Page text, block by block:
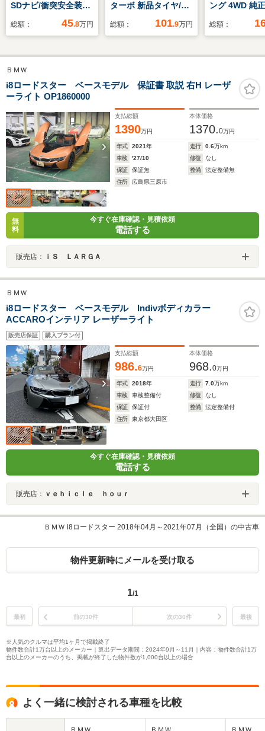
SDナビ/衝突安全装置/
ドライブレコーダー
滑り防止装置/アイド
リングストップ/フル
セグTV/DVD
総額： 45.8万円
ターボ 新品タイヤ/純
正 ナビ/両側電動スラ
レコーダー 社外/ヘッ
LED/Bluetooth接
防止装置/アイドリン
総額： 101.9万円
ング 4WD 純
ビ ビルト
ー ハーフレ
Bluetooth
ッドライト
ニター スマ
ミ
総額：
ＢＭＷ
i8ロードスター ベースモデル 保証書 取説 右H レーザ
ーライト OP1860000
支払総額
1390万円
本体価格
1370.0万円
年式 2021年 走行 0.6万km
車検
'27/10 修復
なし
保証
保証無 整備
法定整備無
住所
広島県三原市
無
料
今すぐ在庫確認・見積依頼
電話する
販売店： ｉＳ ＬＡＲＧＡ
ＢＭＷ
i8ロードスター ベースモデル Indivボディカラー
ACCAROインテリア レーザーライト
販売店保証 購入プラン付
支払総額
986.6万円
本体価格
968.0万円
年式 2018年 走行 7.0万km
車検
車検整備付 修復
なし
保証
保証付 整備
法定整備付
住所
東京都大田区
今すぐ在庫確認・見積依頼
電話する
販売店： ｖｅｈｉｃｌｅ ｈｏｕｒ
ＢＭＷ i8ロードスター 2018年04月～2021年07月（全国）の中古車
物件更新時にメールを受け取る
1/1
最初 前の30件 次の30件 最後
※人気のクルマは平均1ヶ月で掲載終了
物件数合計1万台以上のメーカー｜算出データ期間：2024年9月～11月｜内容：物件数合計1万
台以上のメーカーのうち、掲載が終了した物件数が1,000台以上の場合
よく一緒に検討される車種を比較